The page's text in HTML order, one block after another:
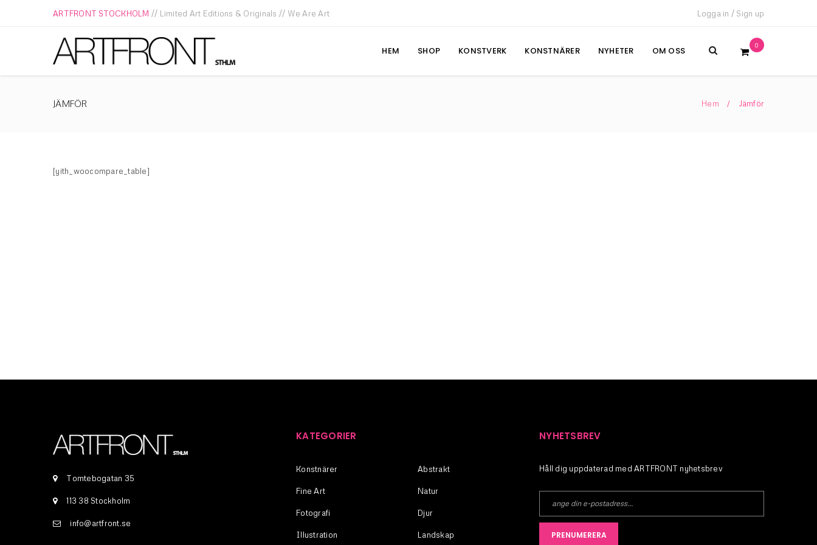
REGISTRERA
ARTFRONT STOCKHOLM // Limited Art Editions & Originals // We Are Art Logga in / Sign up
HEM SHOP KONSTVERK KONSTNÄRER NYHETER OM OSS 0
JÄMFÖR Hem / Jämför
[yith_woocompare_table]
Tomtebogatan 35
113 38 Stockholm
info@artfront.se
KATEGORIER
Konstnärer
Fine Art
Fotografi
Illustration
Abstrakt
Natur
Djur
Landskap
NYHETSBREV
Håll dig uppdaterad med ARTFRONT nyhetsbrev
PRENUMERERA